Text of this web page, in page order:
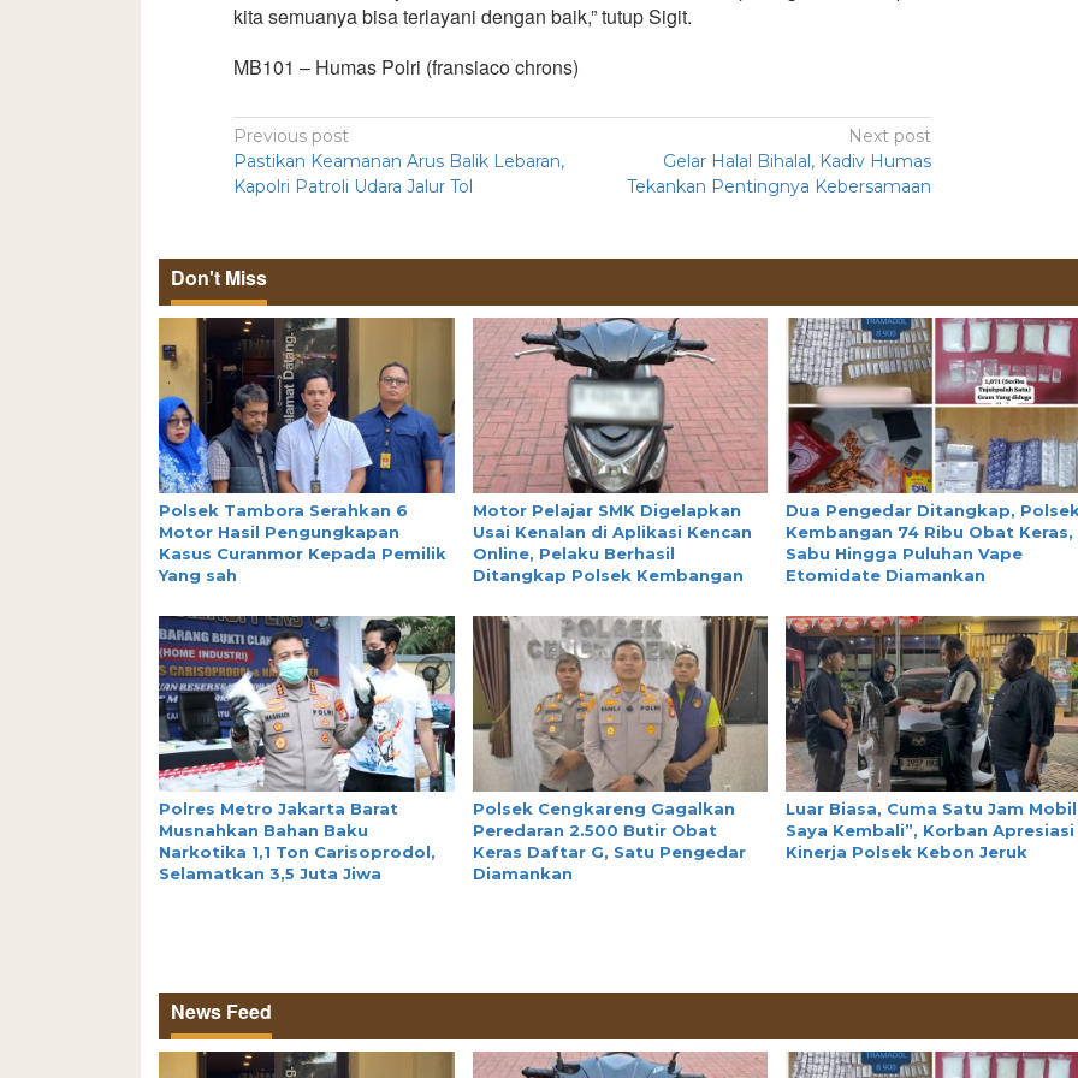
kita semuanya bisa terlayani dengan baik,” tutup Sigit.
MB101 – Humas Polri (fransiaco chrons)
Previous post
Pastikan Keamanan Arus Balik Lebaran,
Kapolri Patroli Udara Jalur Tol
Next post
Gelar Halal Bihalal, Kadiv Humas
Tekankan Pentingnya Kebersamaan
Don't Miss
Polsek Tambora Serahkan 6
Motor Hasil Pengungkapan
Kasus Curanmor Kepada Pemilik
Yang sah
Motor Pelajar SMK Digelapkan
Usai Kenalan di Aplikasi Kencan
Online, Pelaku Berhasil
Ditangkap Polsek Kembangan
Dua Pengedar Ditangkap,
Kembangan 74 Ribu Obat Keras,
Sabu Hingga Puluhan Vape
Etomidate Diamankan
Polres Metro Jakarta Barat
Musnahkan Bahan Baku
Narkotika 1,1 Ton Carisoprodol,
Selamatkan 3,5 Juta Jiwa
Polsek Cengkareng Gagalkan
Peredaran 2.500 Butir Obat
Keras Daftar G, Satu Pengedar
Diamankan
Luar Biasa, Cuma Satu Jam Mobil
Saya Kembali”, Korban Apresiasi
Kinerja Polsek Kebon Jeruk
News Feed